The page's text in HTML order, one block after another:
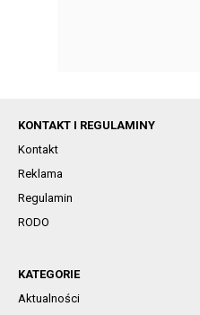
KONTAKT I REGULAMINY
Kontakt
Reklama
Regulamin
RODO
KATEGORIE
Aktualności